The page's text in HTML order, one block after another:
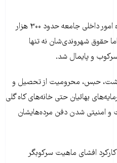
تشکیلات بهائیان که صرفا جهت اداره امور داخلی جامعه حدود ۳۰۰ هزار
حقوق شهروندی‌شان نه تنها
و پایمال شد.
حبس، محرومیت از تحصیل و
بهائیان حتی خانه‌های کاه گلی
و امنیتی شدن دفن مرده‌هایشان
کارکرد افشای ماهیت سرکوبگر